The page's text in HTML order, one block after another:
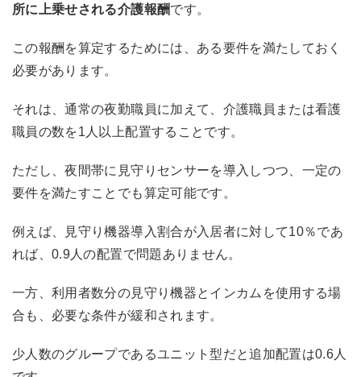
所に上乗せされる介護報酬です。
この報酬を算定するためには、ある要件を満たしておく
必要があります。
それは、通常の夜勤職員に加えて、介護職員または看護
職員の数を1人以上配置することです。
ただし、夜間帯に見守りセンサーを導入しつつ、一定の
要件を満たすことでも算定可能です。
例えば、見守り機器導入割合が入居者に対して10％であ
れば、0.9人の配置で問題ありません。
一方、利用者数分の見守り機器とインカムを使用する場
合も、必要な条件が緩和されます。
少人数のグループであるユニット型だと追加配置は0.6人